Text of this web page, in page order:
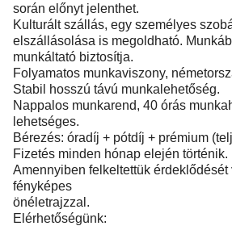
során előnyt jelenthet.
Kulturált szállás, egy személyes
elszállásolása is megoldható.
munkáltató biztosítja.
Folyamatos munkaviszony,
Stabil hosszú távú munkalehetőség.
Nappalos munkarend, 40 órás
lehetséges.
Bérezés: óradíj + pótdíj + prémium
Fizetés minden hónap elején
Amennyiben felkeltettük
fényképes
önéletrajzzal.
Elérhetőségünk: